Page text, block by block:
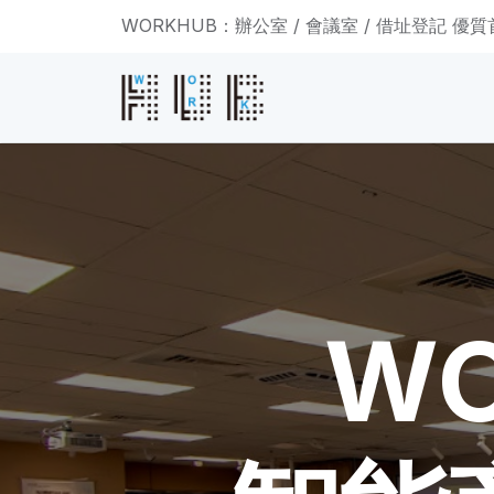
WORKHUB：辦公室 / 會議室 / 借址登記 優質